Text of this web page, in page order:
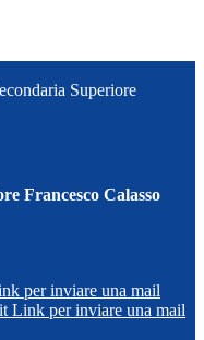
Superiore
Francesco Calasso
per inviare una mail
Link per inviare una mail